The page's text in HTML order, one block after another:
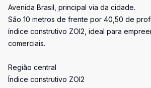
Avenida Brasil, principal via da cidade.
São 10 metros de frente por 40,50 de
índice construtivo ZOI2, ideal para
comerciais.
Região central
Índice construtivo ZOI2